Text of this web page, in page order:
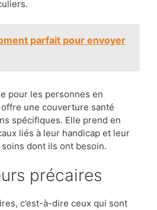
parfait pour envoyer
pour les personnes en
une couverture santé
spécifiques. Elle prend en
liés à leur handicap et leur
soins dont ils ont besoin.
précaires
c’est-à-dire ceux qui sont